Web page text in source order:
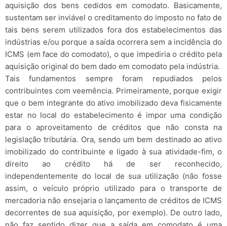
aquisição dos bens cedidos em comodato. Basicamente,
sustentam ser inviável o creditamento do imposto no fato de
tais bens serem utilizados fora dos estabelecimentos das
indústrias e/ou porque a saída ocorrera sem a incidência do
ICMS (em face do comodato), o que impediria o crédito pela
aquisição original do bem dado em comodato pela indústria.
Tais fundamentos sempre foram repudiados pelos
contribuintes com veemência. Primeiramente, porque exigir
que o bem integrante do ativo imobilizado deva fisicamente
estar no local do estabelecimento é impor uma condição
para o aproveitamento de créditos que não consta na
legislação tributária. Ora, sendo um bem destinado ao ativo
imobilizado do contribuinte e ligado à sua atividade-fim, o
direito ao crédito há de ser reconhecido,
independentemente do local de sua utilização (não fosse
assim, o veículo próprio utilizado para o transporte de
mercadoria não ensejaria o lançamento de créditos de ICMS
decorrentes de sua aquisição, por exemplo). De outro lado,